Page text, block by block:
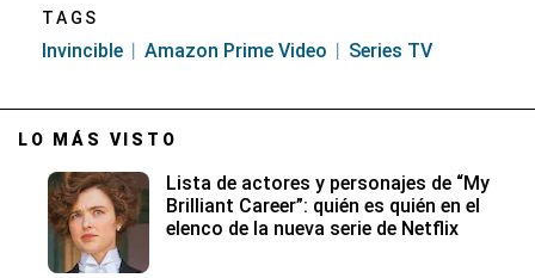
TAGS
Invincible Amazon Prime Video Series TV
LO MÁS VISTO
Lista de actores y personajes de “My
Brilliant Career”: quién es quién en el
elenco de la nueva serie de Netflix